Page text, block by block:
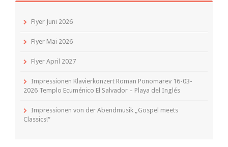
Flyer Juni 2026
Flyer Mai 2026
Flyer April 2027
Impressionen Klavierkonzert Roman Ponomarev 16-03-
2026 Templo Ecuménico El Salvador – Playa del Inglés
Impressionen von der Abendmusik „Gospel meets
Classics!“